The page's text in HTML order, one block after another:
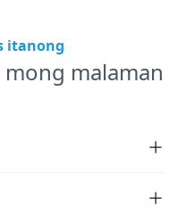
itanong
malaman